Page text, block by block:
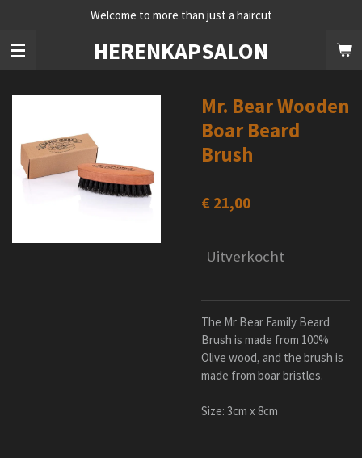
naar
de
HERENKAPSALON
Welcome to more than just a haircut
Mr. Bear Wooden
Boar Beard
Brush
€ 21,00
Uitverkocht
The Mr Bear Family Beard
Brush is made from 100%
Olive wood, and the brush is
made from boar bristles.
Size: 3cm x 8cm